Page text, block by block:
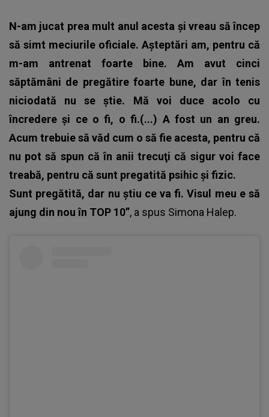
N-am jucat prea mult anul acesta şi vreau să încep
să simt meciurile oficiale. Aşteptări am, pentru că
m-am antrenat foarte bine. Am avut cinci
săptămâni de pregătire foarte bune, dar în tenis
niciodată nu se ştie. Mă voi duce acolo cu
încredere şi ce o fi, o fi.(...) A fost un an greu.
Acum trebuie să văd cum o să fie acesta, pentru că
nu pot să spun că în anii trecuţi că sigur voi face
treabă, pentru că sunt pregatită psihic şi fizic.
Sunt pregătită, dar nu ştiu ce va fi. Visul meu e să
ajung din nou în TOP 10”, a spus Simona Halep.